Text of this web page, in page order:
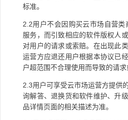
标准。
2.2用户不会因购买云市场自营
服务，而引致相应的软件版权人
对用户的请求或索赔。在出现此
运营方应退还用户根据本协议已
户超范围不合理使用而导致的请求
2.3用户可享受云市场运营方提供
询解答、退换货和软件维护、升
品详情页面的相关描述为准。